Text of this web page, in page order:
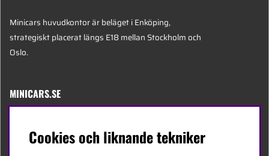
Minicars huvudkontor är beläget i Enköping,
strategiskt placerat längs E18 mellan Stockholm och
Oslo.
MINICARS.SE
Cookies och liknande tekniker